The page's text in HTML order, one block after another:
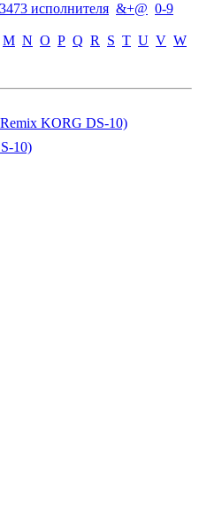
исполнителя &+@ 0-9
M N O P Q R S T U V W
KORG DS-10)
10)